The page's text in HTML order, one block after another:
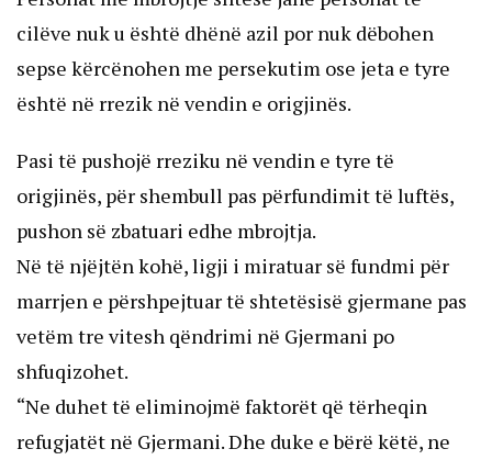
cilëve nuk u është dhënë azil por nuk dëbohen
sepse kërcënohen me persekutim ose jeta e tyre
është në rrezik në vendin e origjinës.
Pasi të pushojë rreziku në vendin e tyre të
origjinës, për shembull pas përfundimit të luftës,
pushon së zbatuari edhe mbrojtja.
Në të njëjtën kohë, ligji i miratuar së fundmi për
marrjen e përshpejtuar të shtetësisë gjermane pas
vetëm tre vitesh qëndrimi në Gjermani po
shfuqizohet.
“Ne duhet të eliminojmë faktorët që tërheqin
refugjatët në Gjermani. Dhe duke e bërë këtë, ne